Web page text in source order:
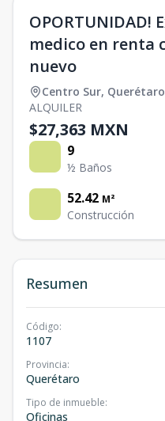
OPORTUNIDAD!
medico en renta
nuevo
Centro Sur, Querétaro
ALQUILER
$27,363 MXN
9
½ Baños
52.42 M²
Construcción
Resumen
Código:
1107
Provincia:
Querétaro
Tipo de inmueble:
Oficinas